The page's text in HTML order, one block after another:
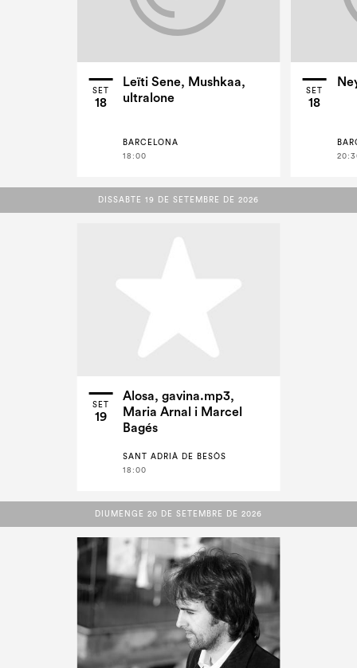
SET
18
Leïti Sene, Mushkaa,
ultralone
BARCELONA
18:00
SET
18
DISSABTE 19 DE SETEMBRE DE 2026
DISSABTE 19 DE SETEMBRE DE 2026
SET
19
Alosa, gavina.mp3,
Maria Arnal i Marcel
Bagés
SANT ADRIÀ DE BESÒS
18:00
DIUMENGE 20 DE SETEMBRE DE 2026
DIUMENGE 20 DE SETEMBRE DE 2026